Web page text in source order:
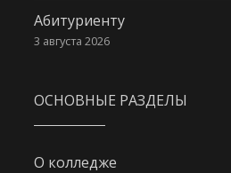
Абитуриенту
3 августа 2026
ОСНОВНЫЕ РАЗДЕЛЫ
О колледже